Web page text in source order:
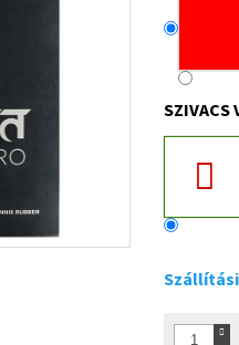
SZIVACS